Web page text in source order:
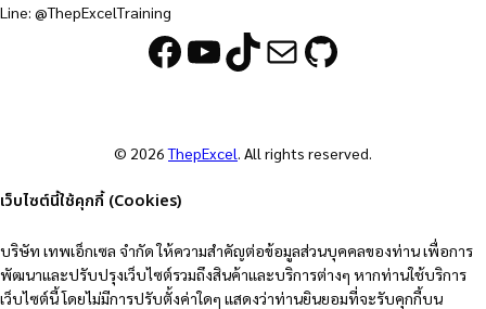
Line: @ThepExcelTraining
Facebook YouTube TikTok Mail GitHub
© 2026ThepExcel . All rights reserved.
เว็บไซต์นี้ใช้คุกกี้ (Cookies)
บริษัท เทพเอ็กเซล จำกัด ให้ความสำคัญต่อข้อมูลส่วนบุคคลของท่าน เพื่อการ
พัฒนาและปรับปรุงเว็บไซต์รวมถึงสินค้าและบริการต่างๆ หากท่านใช้บริการ
เว็บไซต์นี้ โดยไม่มีการปรับตั้งค่าใดๆ แสดงว่าท่านยินยอมที่จะรับคุกกี้บน